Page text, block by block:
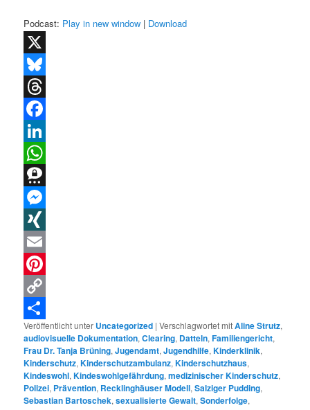
Podcast: Play in new window | Download
X
Bluesky
Threads
Facebook
LinkedIn
WhatsApp
Threema
Messenger
XING
Email
Pinterest
Copy
Link
Teilen
Veröffentlicht unter Uncategorized |Verschlagwortet mitAline Strutz,
audiovisuelle Dokumentation,Clearing, Datteln,Familiengericht,
Frau Dr. Tanja Brüning,Jugendamt,Jugendhilfe,Kinderklinik,
Kinderschutz,Kinderschutzambulanz,Kinderschutzhaus,
Kindeswohl,Kindeswohlgefährdung,medizinischer Kinderschutz,
Polizei, Prävention, Recklinghäuser Modell,Salziger Pudding,
Sebastian Bartoschek,sexualisierte Gewalt,Sonderfolge,